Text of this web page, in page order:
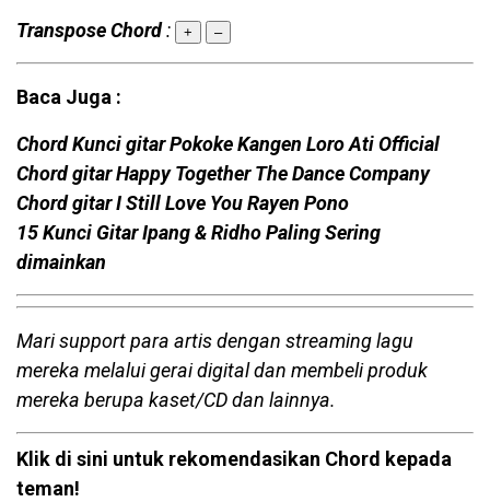
Transpose Chord: + –
Baca Juga :
Chord Kunci gitar Pokoke Kangen Loro Ati Official
Chord gitar Happy Together The Dance Company
Chord gitar I Still Love You Rayen Pono
15 Kunci Gitar Ipang & Ridho Paling Sering
dimainkan
Mari support para artis dengan streaming lagu
mereka melalui gerai digital dan membeli produk
mereka berupa kaset/CD dan lainnya.
Klik di sini untuk rekomendasikan Chord kepada
teman!